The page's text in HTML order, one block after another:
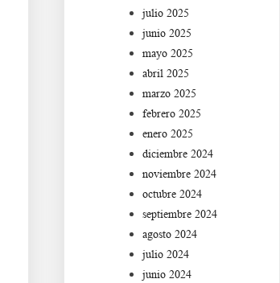
julio 2025
junio 2025
mayo 2025
abril 2025
marzo 2025
febrero 2025
enero 2025
diciembre 2024
noviembre 2024
octubre 2024
septiembre 2024
agosto 2024
julio 2024
junio 2024